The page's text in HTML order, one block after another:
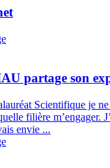
partage son
Scientifique je ne
filière m’engager.
envie ...